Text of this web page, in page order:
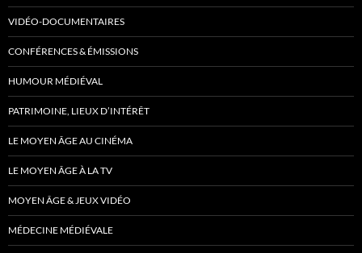
VIDÉO-DOCUMENTAIRES
CONFÉRENCES & ÉMISSIONS
HUMOUR MÉDIÉVAL
PATRIMOINE, LIEUX D’INTÉRÊT
LE MOYEN ÂGE AU CINÉMA
LE MOYEN ÂGE À LA TV
MOYEN ÂGE & JEUX VIDÉO
MÉDECINE MÉDIÉVALE